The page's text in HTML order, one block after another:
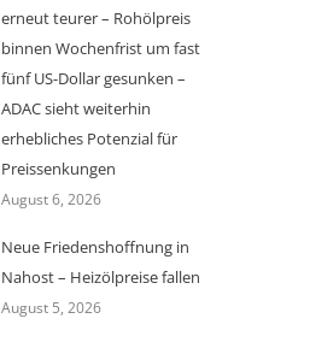
erneut teurer – Rohölpreis
binnen Wochenfrist um fast
fünf US-Dollar gesunken –
ADAC sieht weiterhin
erhebliches Potenzial für
Preissenkungen
August 6, 2026
Neue Friedenshoffnung in
Nahost – Heizölpreise fallen
August 5, 2026